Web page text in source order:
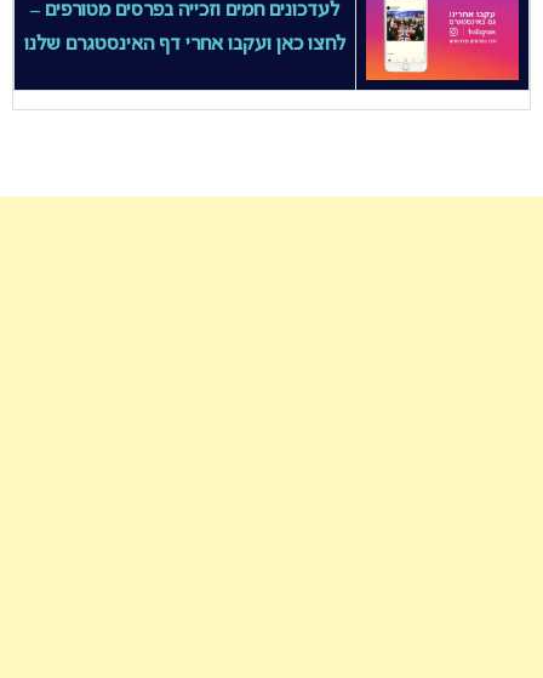
לעדכונים חמים וזכייה בפרסים מטורפים –
לחצו כאן ועקבו אחרי דף האינסטגרם שלנו